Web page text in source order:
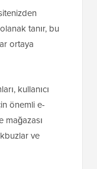
tanır, bu
ortaya
kullanıcı
önemli e-
mağazası
ve